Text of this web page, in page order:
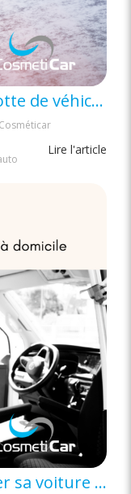
Comment entretenir ma flotte de véhicules ?
Lire l'article
Les 3 étapes pour faire laver sa voiture à domicile